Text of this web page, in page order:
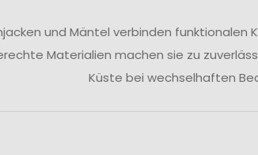
und Mäntel verbinden
Materialien machen sie zu
Küste bei wechselhaften